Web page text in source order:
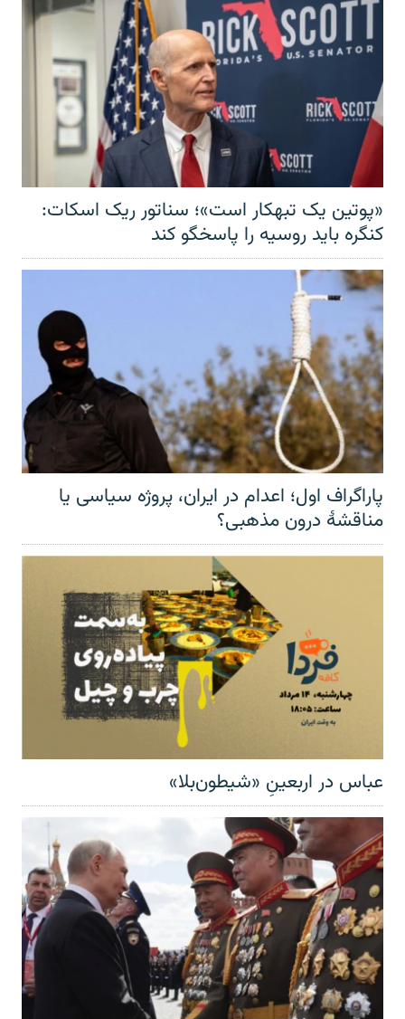
«پوتین یک تبهکار است»؛ سناتور ریک اسکات:
کنگره باید روسیه را پاسخگو کند
پاراگراف اول؛ اعدام در ایران، پروژه سیاسی یا
مناقشهٔ درون مذهبی؟
عباس در اربعینِ «شیطون‌بلا»